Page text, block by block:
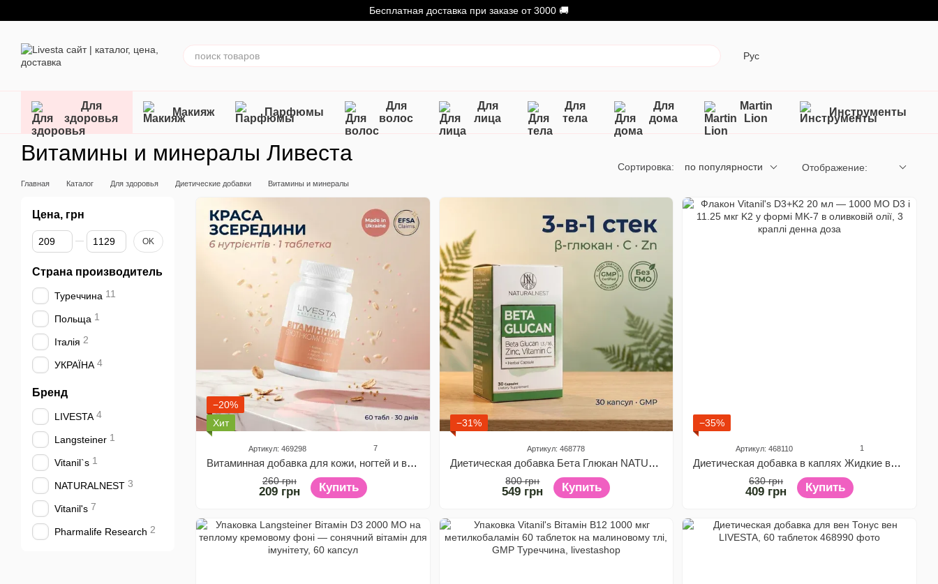
Бесплатная доставка при заказе от 3000 🚚
Рус
Для
здоровья
Макияж Парфюмы
Для
волос
Для
лица
Для
тела
Для
дома
Martin
Lion
Инструменты
Витамины и минералы Ливеста
Главная Каталог Для здоровья Диетические добавки Витамины и минералы
Сортировка: по популярности Отображение:
−20%
Хит
Артикул: 469298 7
Витаминная добавка для кожи, ногтей и волос "Витаминный бьюти-комплекс"
260 грн
209 грн Купить
−31%
Артикул: 468778
Диетическая добавка Бета Глюкан NATURALNEST, 30 растительных капсул
800 грн
549 грн Купить
−35%
Артикул: 468110 1
Диетическая добавка в каплях Жидкие витамины D3 и К2 Vitanil's, 20 мл
630 грн
409 грн Купить
Цена, грн
От Цена, грн
До Цена, грн OK
Страна производитель
Туреччина 11
Польща 1
Італія 2
УКРАЇНА 4
Бренд
LIVESTA 4
Langsteiner 1
Vitanil`s 1
NATURALNEST 3
Vitanil's 7
Pharmalife Research 2